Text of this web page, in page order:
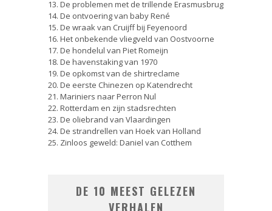
13. De problemen met de trillende Erasmusbrug
14. De ontvoering van baby René
15. De wraak van Cruijff bij Feyenoord
16. Het onbekende vliegveld van Oostvoorne
17. De hondelul van Piet Romeijn
18. De havenstaking van 1970
19. De opkomst van de shirtreclame
20. De eerste Chinezen op Katendrecht
21. Mariniers naar Perron Nul
22. Rotterdam en zijn stadsrechten
23. De oliebrand van Vlaardingen
24. De strandrellen van Hoek van Holland
25. Zinloos geweld: Daniel van Cotthem
DE 10 MEEST GELEZEN
VERHALEN